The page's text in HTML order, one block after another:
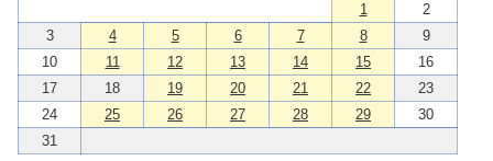
1
2
3
4 5 6 7 8
9
10
11 12 13 14 15
16
17
18 19 20 21 22
23
24
25 26 27 28 29
30
31